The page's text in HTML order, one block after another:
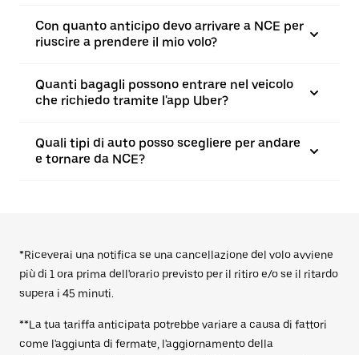
Con quanto anticipo devo arrivare a NCE per
riuscire a prendere il mio volo?
Quanti bagagli possono entrare nel veicolo
che richiedo tramite l'app Uber?
Quali tipi di auto posso scegliere per andare
e tornare da NCE?
*Riceverai una notifica se una cancellazione del volo avviene
più di 1 ora prima dell'orario previsto per il ritiro e/o se il ritardo
supera i 45 minuti.
**La tua tariffa anticipata potrebbe variare a causa di fattori
come l'aggiunta di fermate, l'aggiornamento della